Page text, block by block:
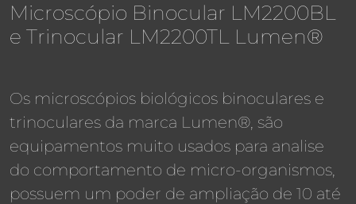
Microscópio Binocular LM2200BL
e Trinocular LM2200TL Lumen®
Os microscópios biológicos binoculares e
trinoculares da marca Lumen®, são
equipamentos muito usados para analise
do comportamento de micro-organismos,
possuem um poder de ampliação de 10 até